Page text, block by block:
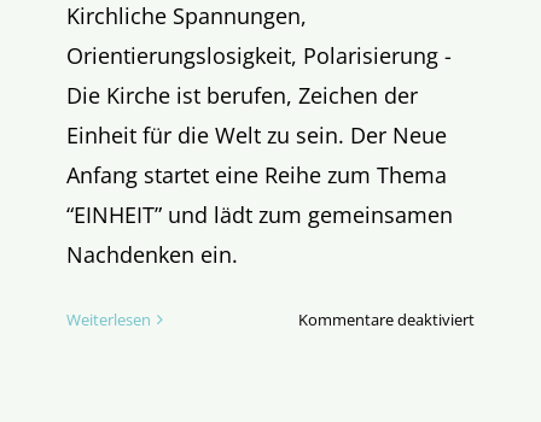
Kirchliche Spannungen,
Orientierungslosigkeit, Polarisierung -
Die Kirche ist berufen, Zeichen der
Einheit für die Welt zu sein. Der Neue
Anfang startet eine Reihe zum Thema
“EINHEIT” und lädt zum gemeinsamen
Nachdenken ein.
Weiterlesen Kommentare deaktiviertfür